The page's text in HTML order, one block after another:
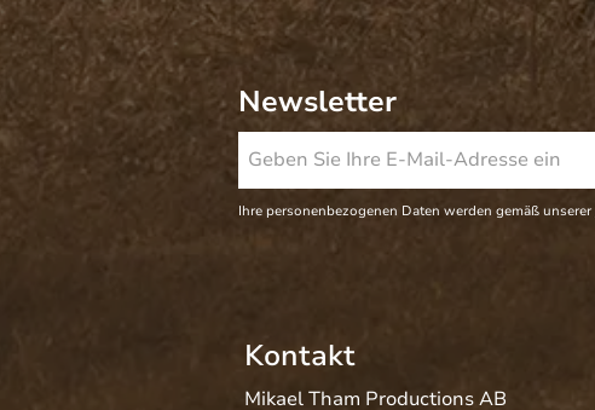
Newsletter
Ihre personenbezogenen Daten werden gemäß unserer
Kontakt
Mikael Tham Productions AB